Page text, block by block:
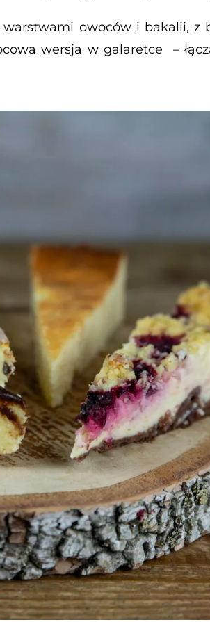
owoców i bakalii,
wersją w galaretce –